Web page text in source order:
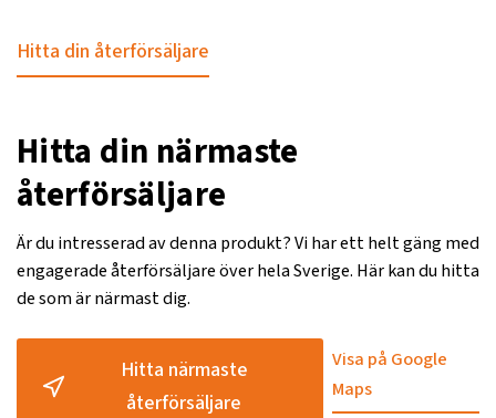
Hitta din återförsäljare
Hitta din närmaste
återförsäljare
Är du intresserad av denna produkt? Vi har ett helt gäng med
engagerade återförsäljare över hela Sverige. Här kan du hitta
de som är närmast dig.
Hitta närmaste
återförsäljare
Visa på Google
Maps